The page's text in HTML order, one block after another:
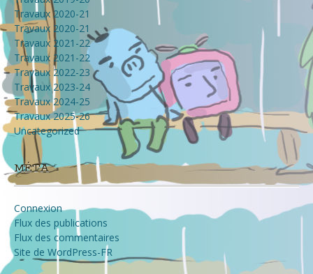
Travaux 2020-21
Travaux 2020-21
Travaux 2021-22
Travaux 2021-22
Travaux 2022-23
Travaux 2023-24
Travaux 2024-25
Travaux 2025-26
Uncategorized
MÉTA
Connexion
Flux des publications
Flux des commentaires
Site de WordPress-FR